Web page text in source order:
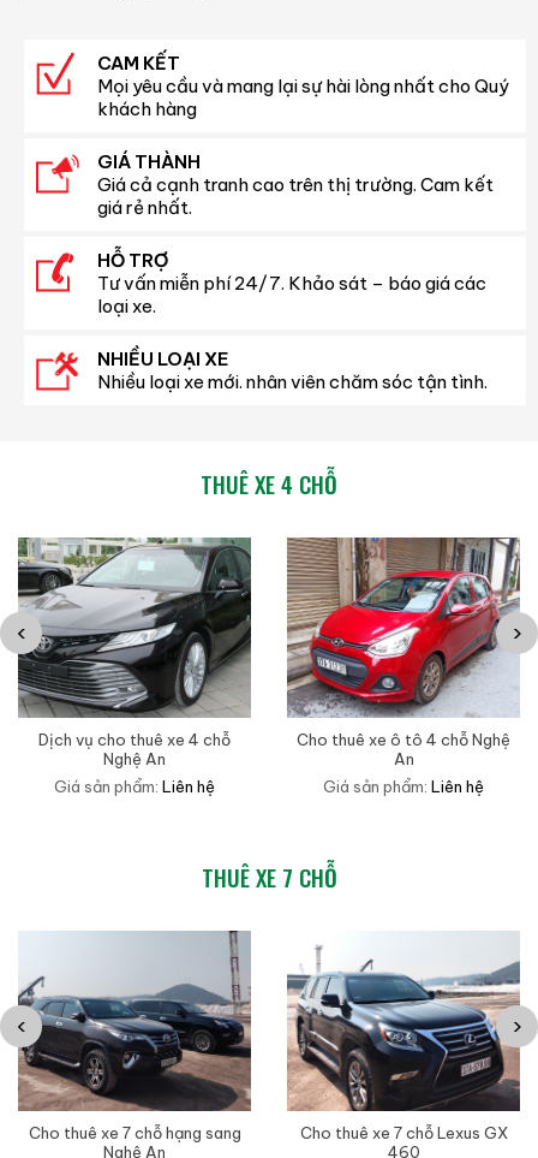
CAM KẾT
Mọi yêu cầu và mang lại sự hài lòng nhất cho Quý
khách hàng
GIÁ THÀNH
Giá cả cạnh tranh cao trên thị trường. Cam kết
giá rẻ nhất.
HỖ TRỢ
Tư vấn miễn phí 24/7. Khảo sát – báo giá các
loại xe.
NHIỀU LOẠI XE
Nhiều loại xe mới. nhân viên chăm sóc tận tình.
THUÊ XE 4 CHỖ
Dịch vụ cho thuê xe 4 chỗ
Nghệ An
Giá sản phẩm: Liên hệ
Cho thuê xe ô tô 4 chỗ Nghệ
An
Giá sản phẩm: Liên hệ
‹ ›
THUÊ XE 7 CHỖ
Cho thuê xe 7 chỗ hạng sang
Nghệ An
Cho thuê xe 7 chỗ Lexus GX
460
‹ ›